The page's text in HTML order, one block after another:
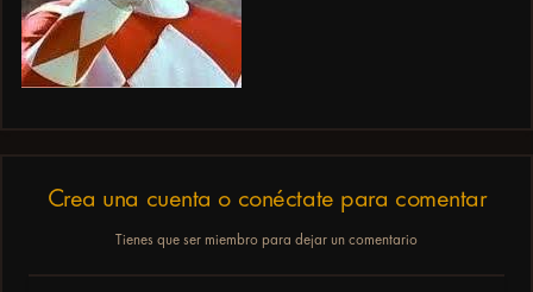
Crea una cuenta o conéctate para comentar
Tienes que ser miembro para dejar un comentario